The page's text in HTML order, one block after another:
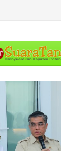
Beli Jabatan